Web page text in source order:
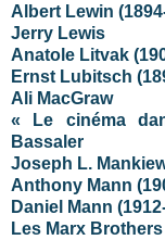
Albert Lewin
Jerry Lewis
Anatole Litvak
Ernst Lubitsch
Ali MacGraw
« Le cinéma
Bassaler
Joseph L.
Anthony Mann
Daniel Mann
Les Marx Brothers